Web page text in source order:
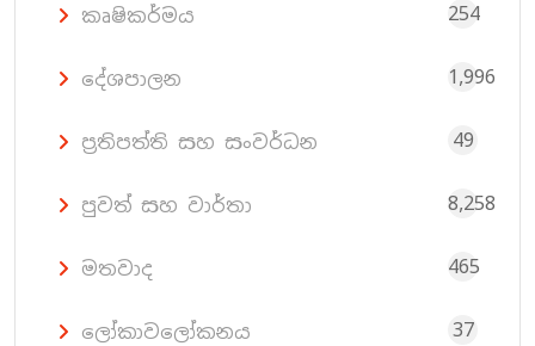
කෘෂිකර්මය 254
දේශපාලන 1,996
ප්‍රතිපත්ති සහ සංවර්ධන 49
පුවත් සහ වාර්තා 8,258
මතවාද 465
ලෝකාවලෝකනය 37